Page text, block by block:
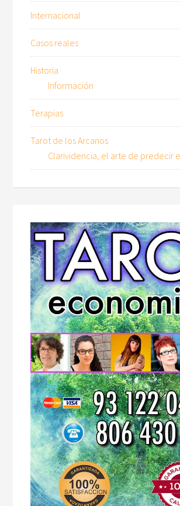
Internacional
Casos reales
Historia
Información
Terapias
Tarot de los Arcanos
Clarividencia, el arte de predecir